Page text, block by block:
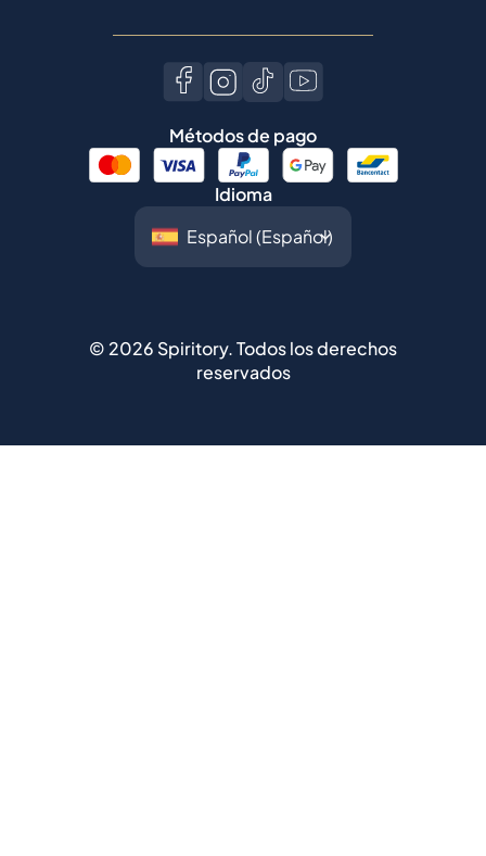
Métodos de pago
Idioma
© 2026 Spiritory.Todos los derechos
reservados